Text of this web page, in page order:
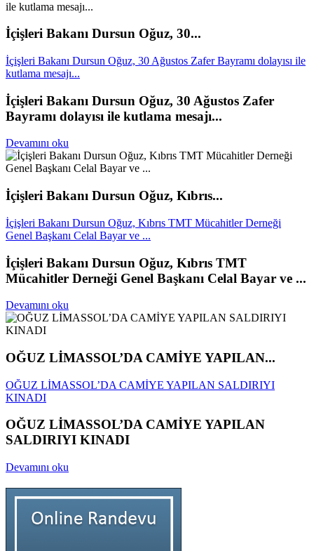
İçişleri Bakanı Dursun Oğuz, 30...
İçişleri Bakanı Dursun Oğuz, 30 Ağustos Zafer Bayramı dolayısı ile
kutlama mesajı...
İçişleri Bakanı Dursun Oğuz, 30 Ağustos Zafer
Bayramı dolayısı ile kutlama mesajı...
Devamını oku
İçişleri Bakanı Dursun Oğuz, Kıbrıs...
İçişleri Bakanı Dursun Oğuz, Kıbrıs TMT Mücahitler Derneği
Genel Başkanı Celal Bayar ve ...
İçişleri Bakanı Dursun Oğuz, Kıbrıs TMT
Mücahitler Derneği Genel Başkanı Celal Bayar ve ...
Devamını oku
OĞUZ LİMASSOL’DA CAMİYE YAPILAN...
OĞUZ LİMASSOL’DA CAMİYE YAPILAN SALDIRIYI
KINADI
OĞUZ LİMASSOL’DA CAMİYE YAPILAN
SALDIRIYI KINADI
Devamını oku